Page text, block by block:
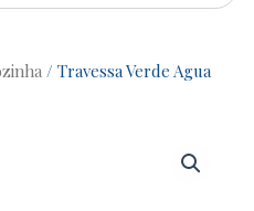
/ Travessa Verde Agua